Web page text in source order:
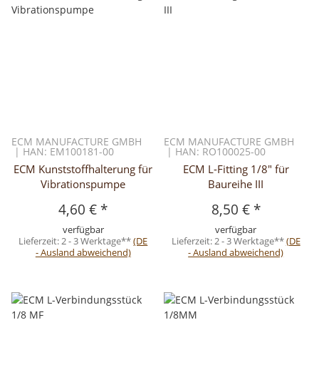
ECM MANUFACTURE GMBH
| HAN: EM100181-00
ECM Kunststoffhalterung für
Vibrationspumpe
4,60 € *
verfügbar
Lieferzeit:2 - 3 Werktage**(DE
- Ausland abweichend)
ECM MANUFACTURE GMBH
| HAN: RO100025-00
ECM L-Fitting 1/8" für
Baureihe III
8,50 € *
verfügbar
Lieferzeit:2 - 3 Werktage**(DE
- Ausland abweichend)